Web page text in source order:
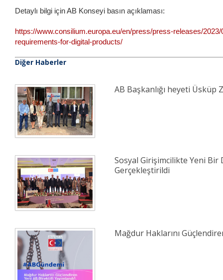
Detaylı bilgi için AB Konseyi basın açıklaması:
https://www.consilium.europa.eu/en/press/press-releases/
requirements-for-digital-products/
Diğer Haberler
AB Başkanlığı heyeti Üsküp
Sosyal Girişimcilikte Yeni Bir
Gerçekleştirildi
Mağdur Haklarını